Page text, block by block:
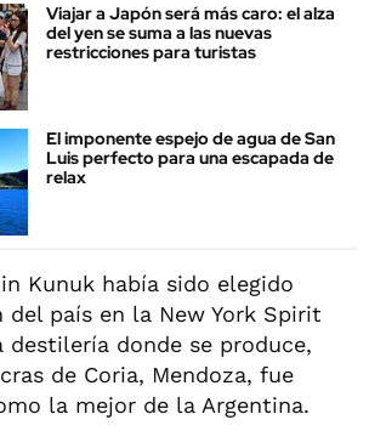
Viajar a Japón será más caro: el alza
del yen se suma a las nuevas
restricciones para turistas
El imponente espejo de agua de San
Luis perfecto para una escapada de
relax
Kunuk había sido elegido
del país en la New York Spirit
destilería donde se produce,
de Coria, Mendoza, fue
la mejor de la Argentina.